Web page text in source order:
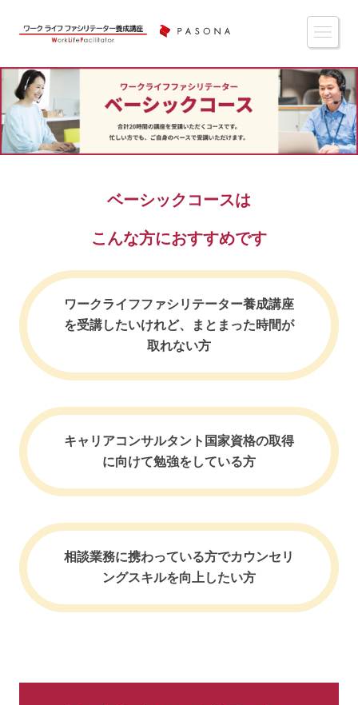
ベーシックコースは
こんな方におすすめです
ワークライフファシリテーター養成講座
を受講したいけれど、
まとまった時間が
取れない方
キャリアコンサルタント国家資格の取得
に向けて勉強をしている方
相談業務に携わっている方でカウンセリ
ングスキルを向上したい方